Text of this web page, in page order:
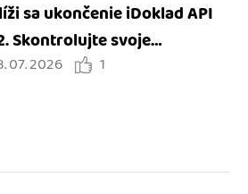
sa ukončenie iDoklad API
Skontrolujte svoje
07. 2026 1